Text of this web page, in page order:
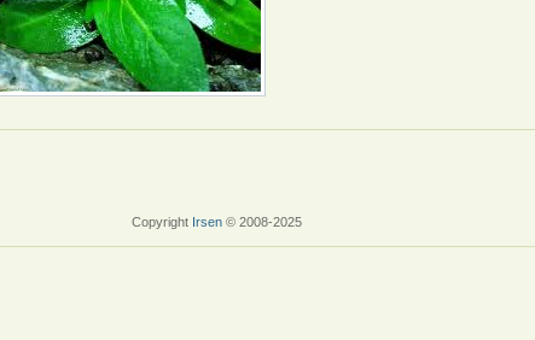
Copyright Irsen© 2008-2025